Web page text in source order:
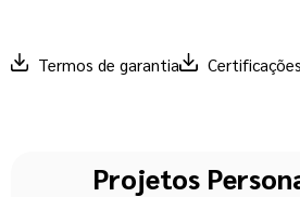
Termos de garantia Certificações
Projetos